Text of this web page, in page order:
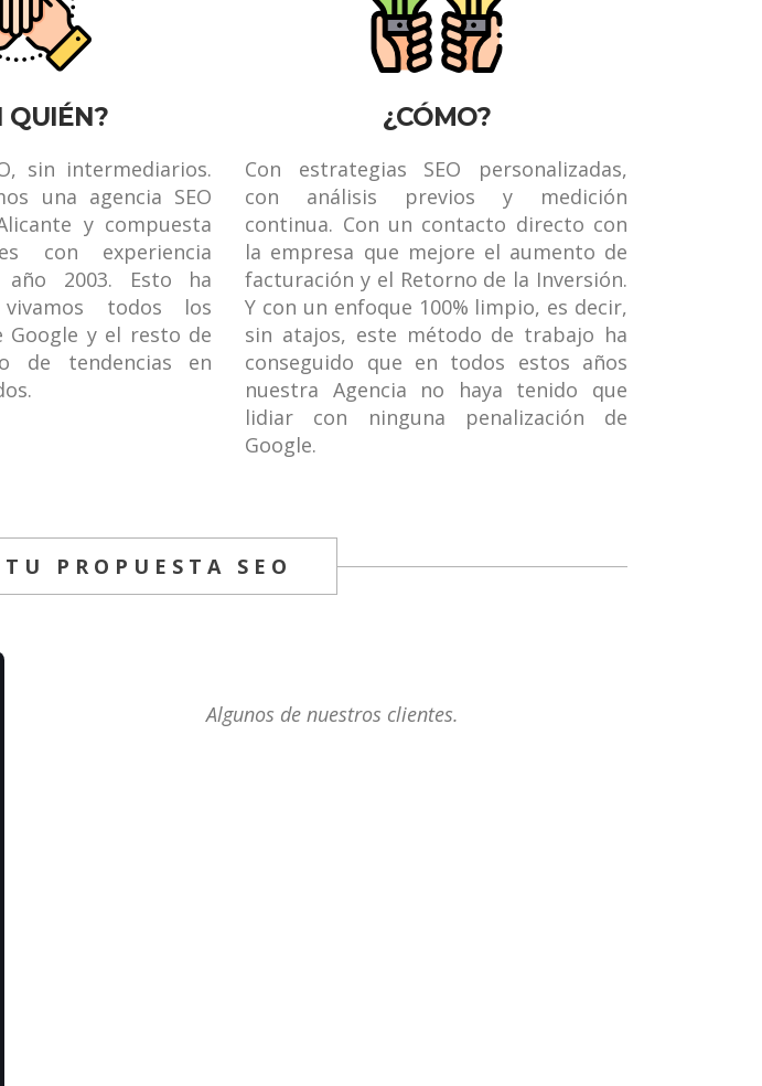
QUIÉN?
sin intermediarios.
una agencia SEO
y compuesta
con experiencia
2003. Esto ha
todos los
Google y el resto de
de tendencias en
¿CÓMO?
Con estrategias SEO personalizadas,
con análisis previos y medición
continua. Con un contacto directo con
la empresa que mejore el aumento de
facturación y el Retorno de la Inversión.
Y con un enfoque 100% limpio, es decir,
sin atajos, este método de trabajo ha
conseguido que en todos estos años
nuestra Agencia no haya tenido que
lidiar con ninguna penalización de
Google.
PROPUESTA SEO
Algunos de nuestros clientes.